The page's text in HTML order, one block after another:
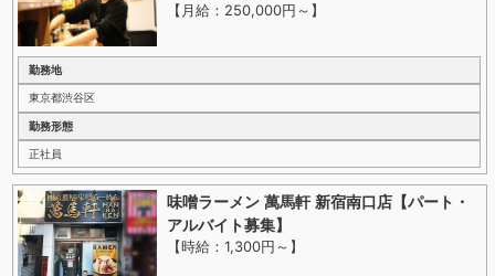
【月給：250,000円～ 】
勤務地
東京都渋谷区
勤務形態
正社員
味噌ラーメン 萬馬軒 新宿南口店【パート・
アルバイト募集】
【時給：1,300円～ 】